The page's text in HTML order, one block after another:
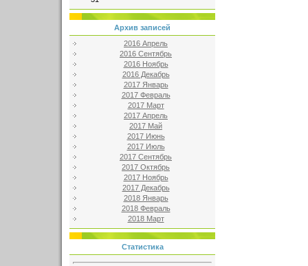
Архив записей
2016 Апрель
2016 Сентябрь
2016 Ноябрь
2016 Декабрь
2017 Январь
2017 Февраль
2017 Март
2017 Апрель
2017 Май
2017 Июнь
2017 Июль
2017 Сентябрь
2017 Октябрь
2017 Ноябрь
2017 Декабрь
2018 Январь
2018 Февраль
2018 Март
Статистика